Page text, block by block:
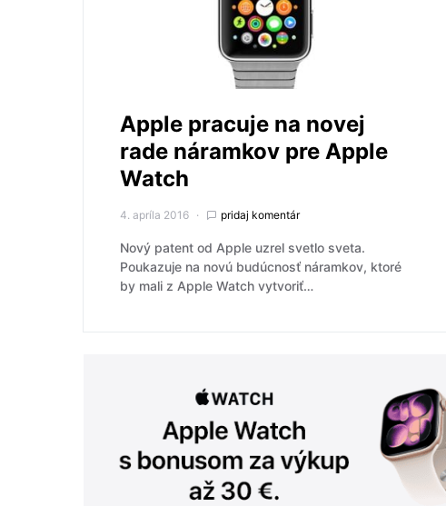
Apple pracuje na novej
rade náramkov pre Apple
Watch
4. apríla 2016 pridaj komentár
Nový patent od Apple uzrel svetlo sveta.
Poukazuje na novú budúcnosť náramkov, ktoré
by mali z Apple Watch vytvoriť…